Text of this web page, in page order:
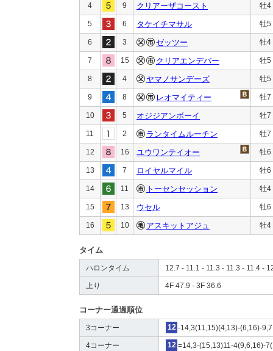
4 9 クリアーザコースト 牡4
5 6 タケイチマサル 牡5
6 3 ゼッツー 牡4
7 15 クリアエンデバー 牡5
8 4 ヤマノサンデーズ 牡5
9 8 レオマイティー 牡7
10 5 オジジアンボーイ 牡7
11 2 ランタイムルーチン 牡7
12 16 ユウワンテイオー 牡6
13 7 ロイヤルマイル 牡6
14 11 トーセンセッション 牡4
15 13 ウセル 牡6
16 10 アスキットアジュ 牡4
タイム
ハロンタイム 12.7 - 11.1 - 11.3 - 11.3 - 11.4 -
上り 4F 47.9 - 3F 36.6
コーナー通過順位
3コーナー 12 -14,3(11,15)(4,13)-(6,16)-
4コーナー 12 =14,3-(15,13)11-4(9,6,16)-